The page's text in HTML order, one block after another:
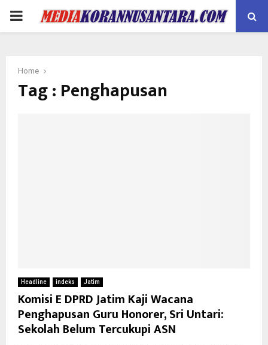
PRIMARY
Home
Tag : Penghapusan
Headline indeks Jatim
Komisi E DPRD Jatim Kaji Wacana
Penghapusan Guru Honorer, Sri Untari:
Sekolah Belum Tercukupi ASN